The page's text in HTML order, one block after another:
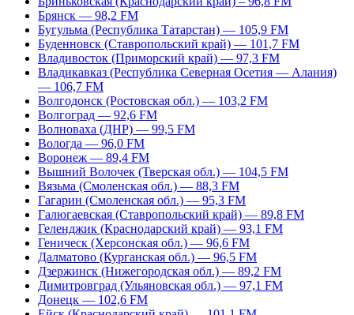
Брянск — 98,2 FM
Бугульма (Республика Татарстан) — 105,9 FM
Буденновск (Ставропольский край) — 101,7 FM
Владивосток (Приморский край) — 97,3 FM
Владикавказ (Республика Северная Осетия — Алания)
— 106,7 FM
Волгодонск (Ростовская обл.) — 103,2 FM
Волгоград — 92,6 FM
Волноваха (ДНР) — 99,5 FM
Вологда — 96,0 FM
Воронеж — 89,4 FM
Вышний Волочек (Тверская обл.) — 104,5 FM
Вязьма (Смоленская обл.) — 88,3 FM
Гагарин (Смоленская обл.) — 95,3 FM
Галюгаевская (Ставропольский край) — 89,8 FM
Геленджик (Краснодарский край) — 93,1 FM
Геническ (Херсонская обл.) — 96,6 FM
Далматово (Курганская обл.) — 96,5 FM
Дзержинск (Нижегородская обл.) — 89,2 FM
Димитровград (Ульяновская обл.) — 97,1 FM
Донецк — 102,6 FM